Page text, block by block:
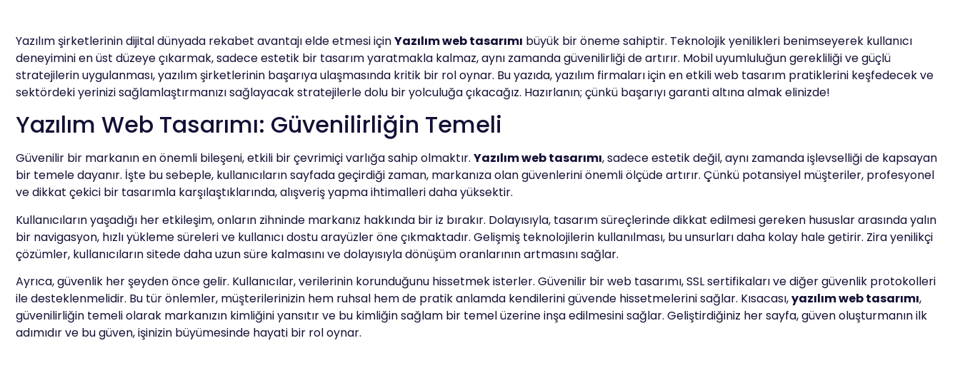
Yazılım şirketlerinin dijital dünyada rekabet avantajı elde etmesi içinYazılım web tasarımı büyük bir öneme sahiptir. Teknolojik yenilikleri benimseyerek kullanıcı
deneyimini en üst düzeye çıkarmak, sadece estetik bir tasarım yaratmakla kalmaz, aynı zamanda güvenilirliği de artırır. Mobil uyumluluğun gerekliliği ve güçlü
stratejilerin uygulanması, yazılım şirketlerinin başarıya ulaşmasında kritik bir rol oynar. Bu yazıda, yazılım firmaları için en etkili web tasarım pratiklerini keşfedecek ve
sektördeki yerinizi sağlamlaştırmanızı sağlayacak stratejilerle dolu bir yolculuğa çıkacağız. Hazırlanın; çünkü başarıyı garanti altına almak elinizde!
Yazılım Web Tasarımı: Güvenilirliğin Temeli
Güvenilir bir markanın en önemli bileşeni, etkili bir çevrimiçi varlığa sahip olmaktır. Yazılım web tasarımı, sadece estetik değil, aynı zamanda işlevselliği de kapsayan
bir temele dayanır. İşte bu sebeple, kullanıcıların sayfada geçirdiği zaman, markanıza olan güvenlerini önemli ölçüde artırır. Çünkü potansiyel müşteriler, profesyonel
ve dikkat çekici bir tasarımla karşılaştıklarında, alışveriş yapma ihtimalleri daha yüksektir.
Kullanıcıların yaşadığı her etkileşim, onların zihninde markanız hakkında bir iz bırakır. Dolayısıyla, tasarım süreçlerinde dikkat edilmesi gereken hususlar arasında yalın
bir navigasyon, hızlı yükleme süreleri ve kullanıcı dostu arayüzler öne çıkmaktadır. Gelişmiş teknolojilerin kullanılması, bu unsurları daha kolay hale getirir. Zira yenilikçi
çözümler, kullanıcıların sitede daha uzun süre kalmasını ve dolayısıyla dönüşüm oranlarının artmasını sağlar.
Ayrıca, güvenlik her şeyden önce gelir. Kullanıcılar, verilerinin korunduğunu hissetmek isterler. Güvenilir bir web tasarımı, SSL sertifikaları ve diğer güvenlik protokolleri
ile desteklenmelidir. Bu tür önlemler, müşterilerinizin hem ruhsal hem de pratik anlamda kendilerini güvende hissetmelerini sağlar. Kısacası,yazılım web tasarımı,
güvenilirliğin temeli olarak markanızın kimliğini yansıtır ve bu kimliğin sağlam bir temel üzerine inşa edilmesini sağlar. Geliştirdiğiniz her sayfa, güven oluşturmanın ilk
adımıdır ve bu güven, işinizin büyümesinde hayati bir rol oynar.